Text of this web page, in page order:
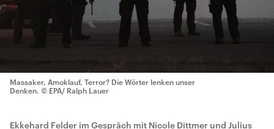
Massaker, Amoklauf, Terror? Die Wörter lenken unser
Denken. © EPA/ Ralph Lauer
Ekkehard Felder im Gespräch mit Nicole Dittmer und Julius